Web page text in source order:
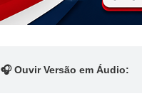
🎧 Ouvir Versão em Áudio: